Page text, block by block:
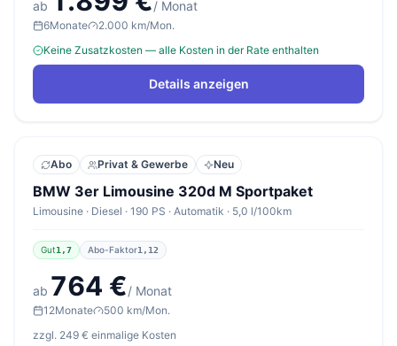
ab / Monat
6Monate
2.000 km/Mon.
Keine Zusatzkosten — alle Kosten in der Rate enthalten
Details anzeigen
Abo Privat & Gewerbe Neu
BMW 3er Limousine 320d M Sportpaket
Limousine · Diesel · 190 PS · Automatik · 5,0 l/100km
Gut1,7 Abo-Faktor1,12
ab 764 €/ Monat
12Monate
500 km/Mon.
zzgl. 249 € einmalige Kosten